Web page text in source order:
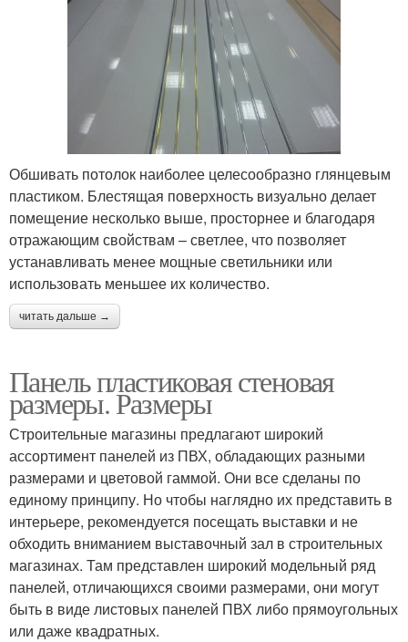
Обшивать потолок наиболее целесообразно глянцевым
пластиком. Блестящая поверхность визуально делает
помещение несколько выше, просторнее и благодаря
отражающим свойствам – светлее, что позволяет
устанавливать менее мощные светильники или
использовать меньшее их количество.
читать дальше →
Панель пластиковая стеновая
размеры. Размеры
Строительные магазины предлагают широкий
ассортимент панелей из ПВХ, обладающих разными
размерами и цветовой гаммой. Они все сделаны по
единому принципу. Но чтобы наглядно их представить в
интерьере, рекомендуется посещать выставки и не
обходить вниманием выставочный зал в строительных
магазинах. Там представлен широкий модельный ряд
панелей, отличающихся своими размерами, они могут
быть в виде листовых панелей ПВХ либо прямоугольных
или даже квадратных.